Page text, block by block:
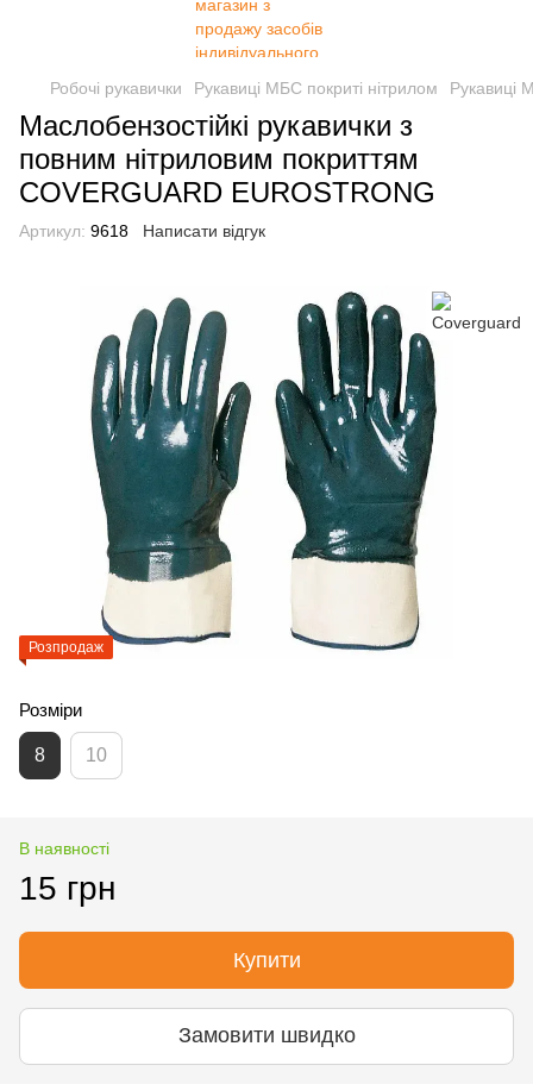
Робочі рукавички Рукавиці МБС покриті нітрилом Рукавиці
Маслобензостійкі рукавички з
повним нітриловим покриттям
COVERGUARD EUROSTRONG
Артикул: 9618 Написати відгук
Розпродаж
Розміри
8 10
В наявності
15 грн
Купити
Замовити швидко